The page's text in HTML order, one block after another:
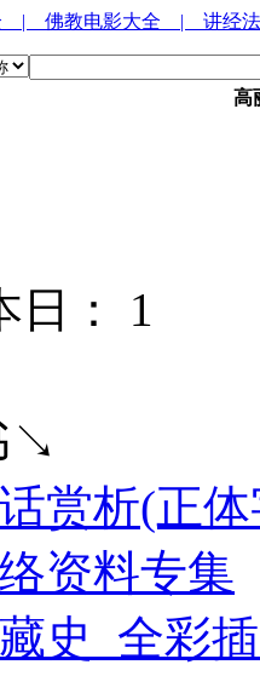
| 佛教电影大全 | 讲经
高
日： 1
↘
赏析(正
资料专集
史_全彩